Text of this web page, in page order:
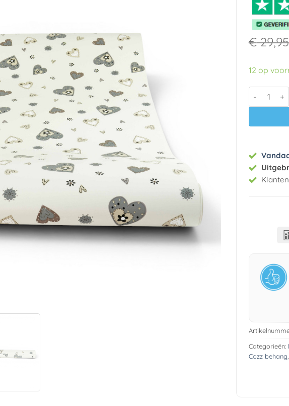
€29,95
12 op
Papier
Categorieën:
Cozz behang